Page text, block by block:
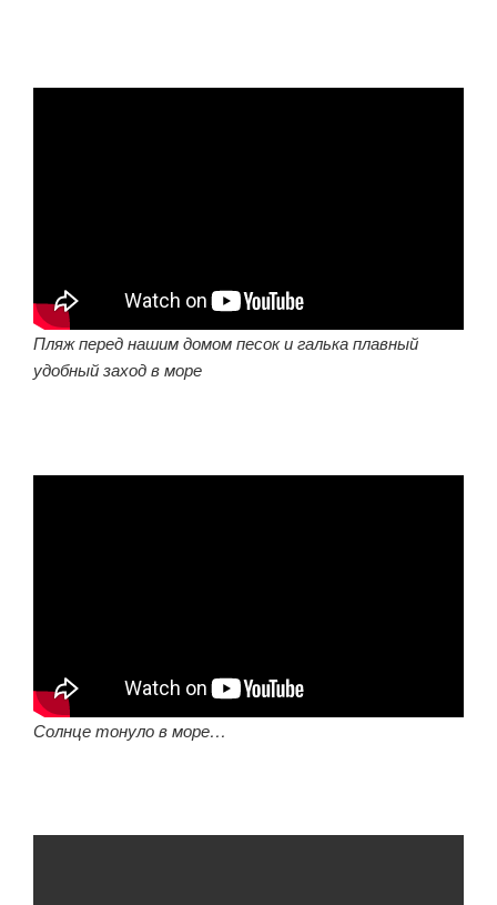
Пляж перед нашим домом песок и галька плавный
удобный заход в море
Солнце тонуло в море…